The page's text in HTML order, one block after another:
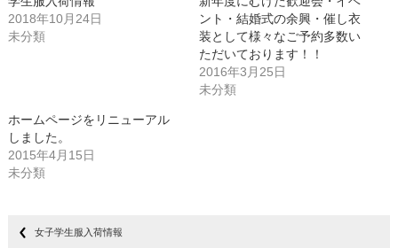
有
(新
し
い
ウ
き
ま
す)
リ
ッ
ク
し
い
ン
ド
す)
2018年10月24日
未分類
ント・結婚式の余興・催し衣
装として様々なご予約多数い
ただいております！！
2016年3月25日
未分類
ホームページをリニューアル
しました。
2015年4月15日
未分類
女子学生服入荷情報